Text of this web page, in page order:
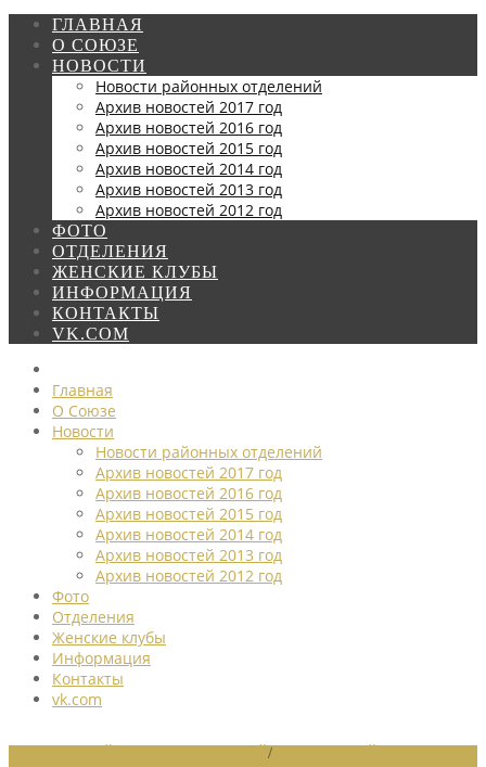
ГЛАВНАЯ
О СОЮЗЕ
НОВОСТИ
Новости районных отделений
Архив новостей 2017 год
Архив новостей 2016 год
Архив новостей 2015 год
Архив новостей 2014 год
Архив новостей 2013 год
Архив новостей 2012 год
ФОТО
ОТДЕЛЕНИЯ
ЖЕНСКИЕ КЛУБЫ
ИНФОРМАЦИЯ
КОНТАКТЫ
VK.COM
Главная
О Союзе
Новости
Новости районных отделений
Архив новостей 2017 год
Архив новостей 2016 год
Архив новостей 2015 год
Архив новостей 2014 год
Архив новостей 2013 год
Архив новостей 2012 год
Фото
Отделения
Женские клубы
Информация
Контакты
vk.com
/